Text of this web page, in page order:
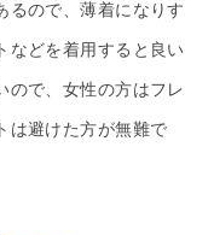
るので、薄着になりす
などを着用すると良い
ので、女性の方はフレ
は避けた方が無難で